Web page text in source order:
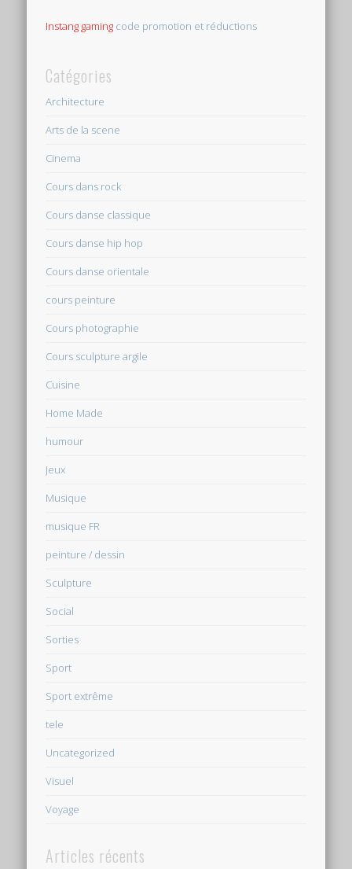
Instang gaming code promotion et réductions
Catégories
Architecture
Arts de la scene
Cinema
Cours dans rock
Cours danse classique
Cours danse hip hop
Cours danse orientale
cours peinture
Cours photographie
Cours sculpture argile
Cuisine
Home Made
humour
Jeux
Musique
musique FR
peinture / dessin
Sculpture
Social
Sorties
Sport
Sport extrême
tele
Uncategorized
Visuel
Voyage
Articles récents